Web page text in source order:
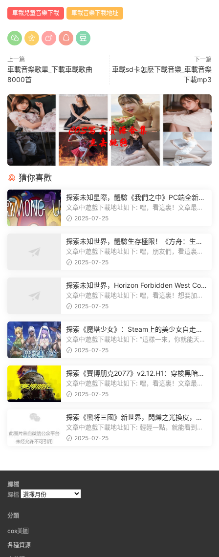
車載兒童音樂下載 車載音樂下載地址
上一篇
車載音樂歌單_下載車載歌曲
8000首
下一篇
車載sd卡怎麽下載音樂_車載音樂
下載mp3
猜你喜歡
探索未知星際，體驗《我們之中》PC端全新版
本
文章中遊戲下載地址如下: 嘿，看這裏！文章最後
有個圖片，點一下就能加入我們遊...
2025-07-25
探索未知世界，體驗生存極限！《方舟：生存
飛升》v38.9中文版全新升級！
文章中遊戲下載地址如下: 嘿，朋友們，看這裏！
《方舟：生存飛升》這個遊戲超火...
2025-07-25
探索未知世界，Horizon Forbidden West Com
plete Edition正式發布！
文章中遊戲下載地址如下: 嘿，看這裏！想要加入
遊戲資源分享群，就點文章最後那...
2025-07-25
探索《魔塔少女》：Steam上的美少女自走
棋，戰鬥與策略的雙重盛宴！
文章中遊戲下載地址如下: “這樣一來，你就能天天
2025-07-25
探索《賽博朋克2077》v2.12.H1：穿梭黑暗都
市，感受未來世界的震撼
文章中遊戲下載地址如下: 嘿，看這裏！文章最後
有個圖片，點一下就能加入我們的...
2025-07-25
探索《蠻将三國》新世界，閃爍之光換皮，共
赴手遊盛宴！
文章中遊戲下載地址如下: 輕輕一點，就能看到原
文。 滑動一下屏幕，就能看到...
2025-07-25
歸檔
歸檔
分類
cos美圖
各種資源